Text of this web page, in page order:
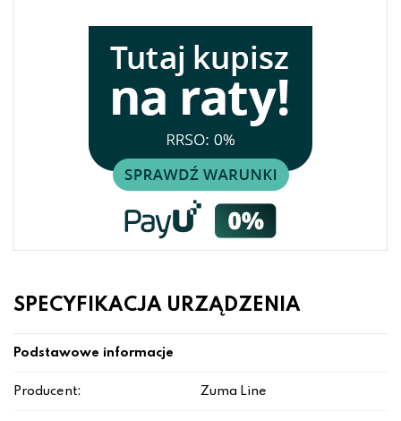
SPECYFIKACJA URZĄDZENIA
Podstawowe informacje
Producent: Zuma Line